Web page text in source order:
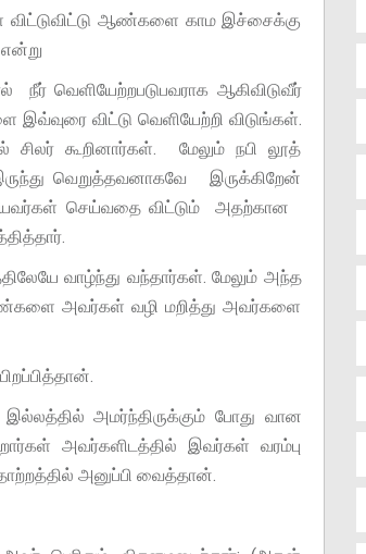
ஆண்களை காம இச்சைக்கு
வெளியேற்றபடுபவராக ஆகிவிடுவீர்
விட்டு வெளியேற்றி விடுங்கள்.
சிலர் கூறினார்கள். மேலும் நபி லூத்
வெறுத்தவனாகவே இருக்கிறேன்
செய்வதை விட்டும் அதற்கான
வாழ்ந்து வந்தார்கள். மேலும் அந்த
அவர்கள் வழி மறித்து அவர்களை
அமர்ந்திருக்கும் போது வான
அவர்களிடத்தில் இவர்கள் வரம்பு
அனுப்பி வைத்தான்.